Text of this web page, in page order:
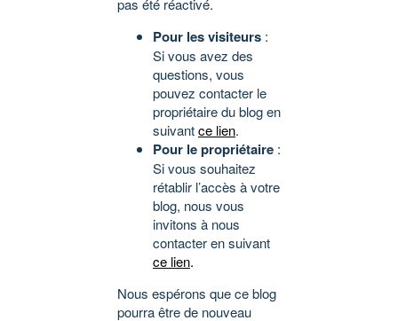
pas été réactivé.
Pour les visiteurs :
Si vous avez des
questions, vous
pouvez contacter le
propriétaire du blog en
suivantce lien.
Pour le propriétaire :
Si vous souhaitez
rétablir l’accès à votre
blog, nous vous
invitons à nous
contacter en suivant
ce lien.
Nous espérons que ce blog
pourra être de nouveau